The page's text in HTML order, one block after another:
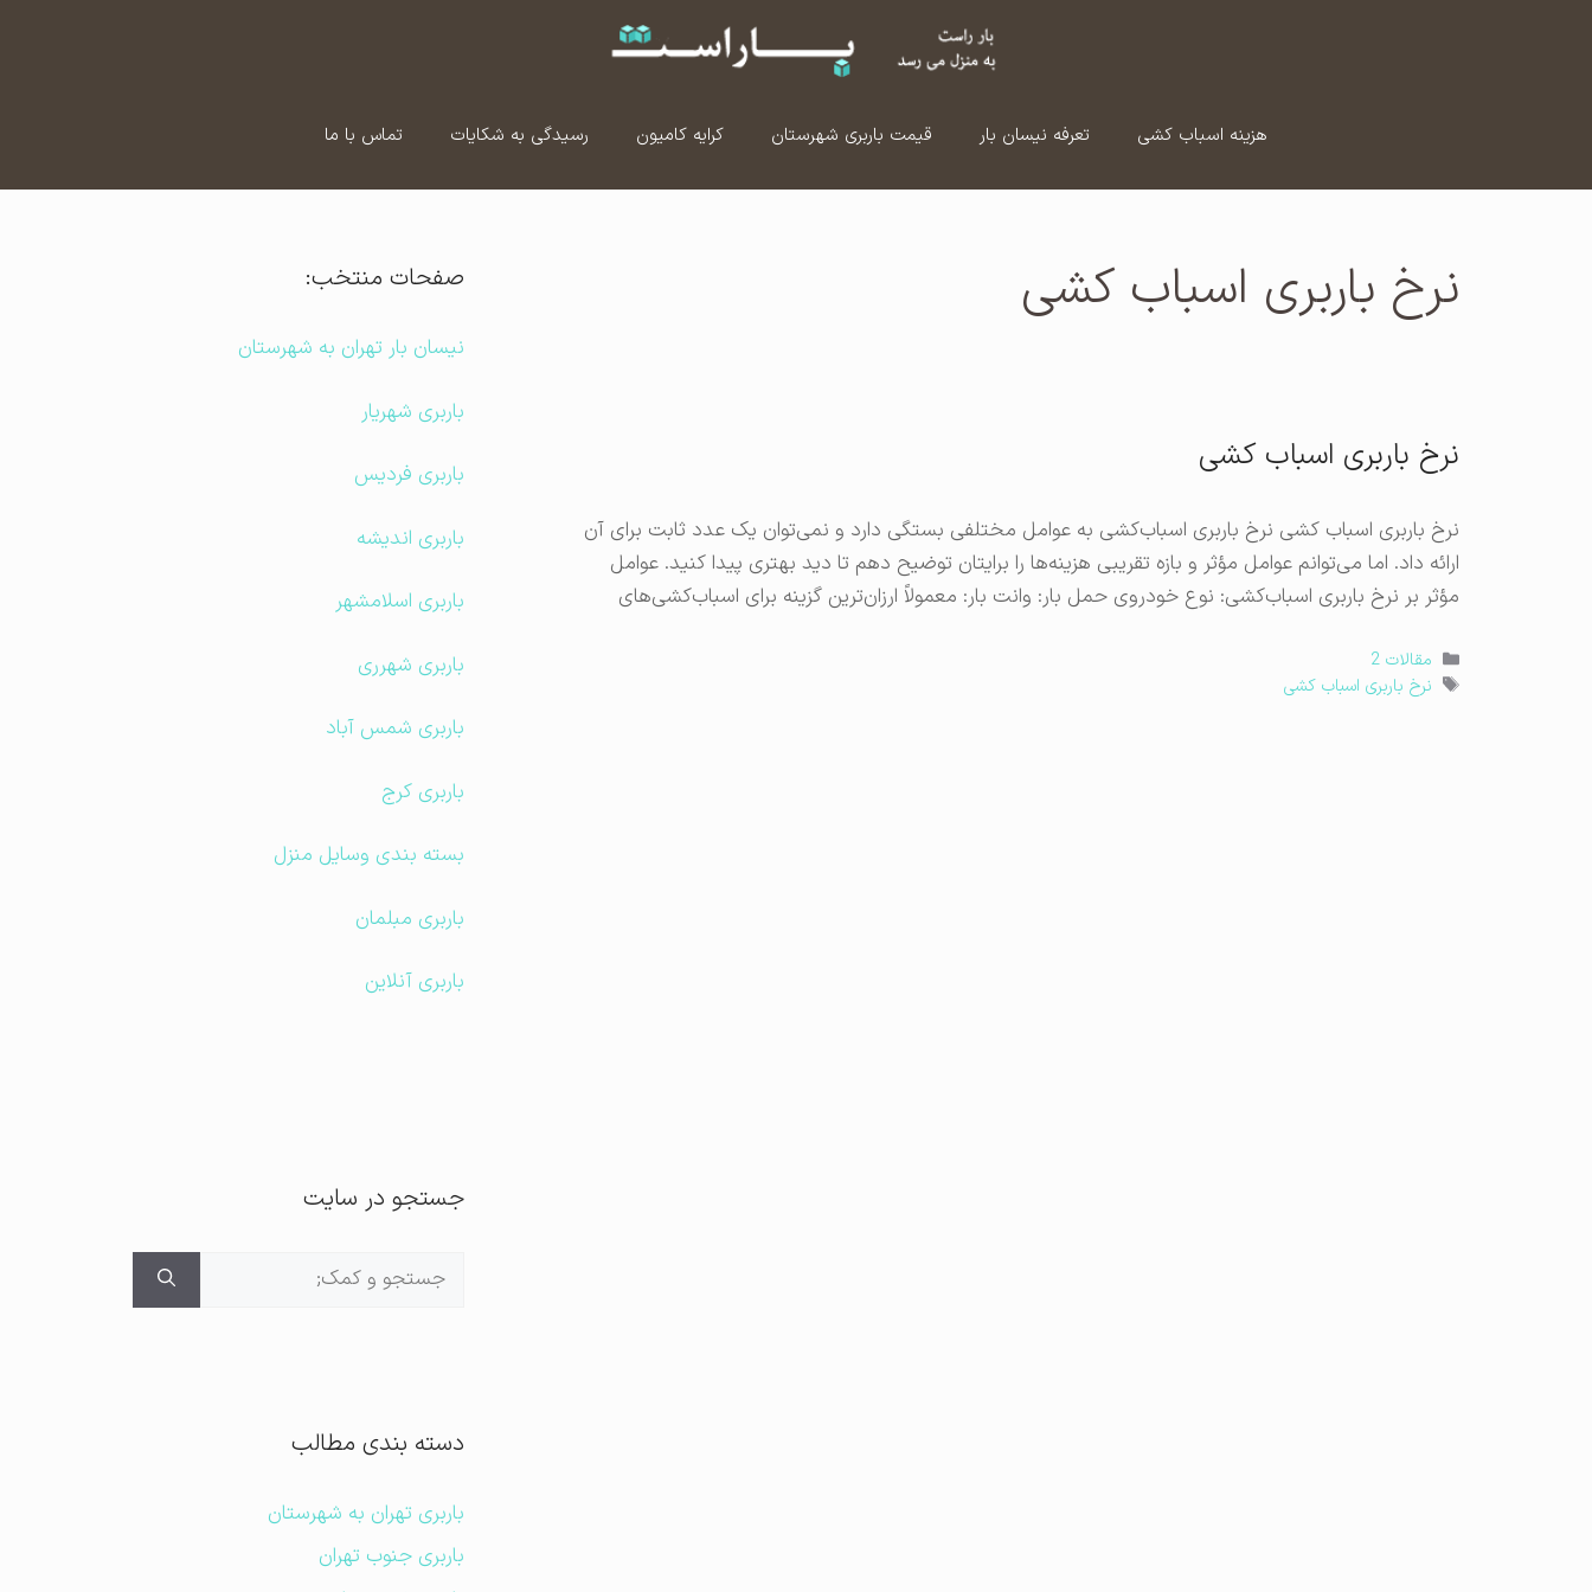
هزینه اسباب کشی تعرفه نیسان بار قیمت باربری شهرستان کرایه کامیون رسیدگی به شکایات تماس با ما
نرخ باربری اسباب کشی
نرخ باربری اسباب کشی
نرخ باربری اسباب کشی نرخ باربری اسباب‌کشی به عوامل مختلفی بستگی دارد و نمی‌توان یک عدد ثابت برای آن
ارائه داد. اما می‌توانم عوامل مؤثر و بازه تقریبی هزینه‌ها را برایتان توضیح دهم تا دید بهتری پیدا کنید. عوامل
مؤثر بر نرخ باربری اسباب‌کشی: نوع خودروی حمل بار: وانت بار: معمولاً ارزان‌ترین گزینه برای اسباب‌کشی‌های
دسته‌ها
مقالات 2
برچسب‌ها
نرخ باربری اسباب کشی
صفحات منتخب:
نیسان بار تهران به شهرستان
باربری شهریار
باربری فردیس
باربری اندیشه
باربری اسلامشهر
باربری شهرری
باربری شمس آباد
باربری کرج
بسته بندی وسایل منزل
باربری مبلمان
باربری آنلاین
جستجو در سایت
جستجوی
دسته بندی مطالب
باربری تهران به شهرستان
باربری جنوب تهران